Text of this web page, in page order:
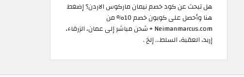
هل تبحث عن كود خصم نيمان ماركوس الاردن؟ إضغط
هنا وأحصل على كوبون خصم 10% من
Neimanmarcus.com + شحن مباشر إلى عمان، الزرقاء،
إربد، العقبة، السلط... إلخ .